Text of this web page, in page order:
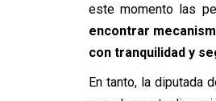
este momento las
encontrar
con tranquilidad y
En tanto, la diputada